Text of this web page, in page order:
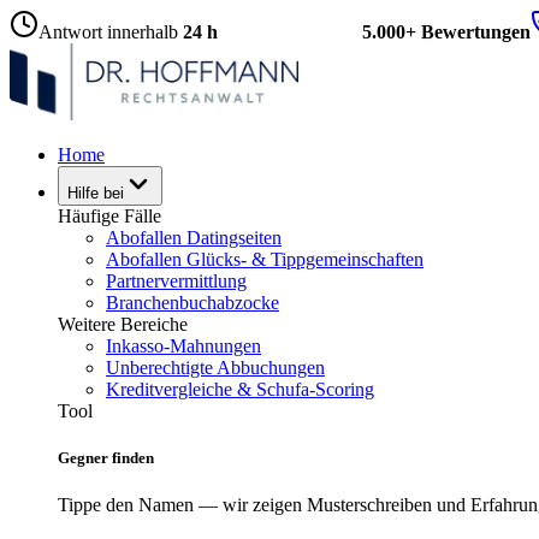
Antwort innerhalb 24 h 5.000+ Bewertungen
Home
Hilfe bei
Häufige Fälle
Abofallen Datingseiten
Abofallen Glücks- & Tippgemeinschaften
Partnervermittlung
Branchenbuchabzocke
Weitere Bereiche
Inkasso-Mahnungen
Unberechtigte Abbuchungen
Kreditvergleiche & Schufa-Scoring
Tool
Gegner finden
Tippe den Namen — wir zeigen Musterschreiben und